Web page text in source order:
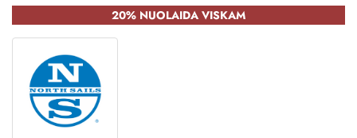
20% NUOLAIDA VISKAM